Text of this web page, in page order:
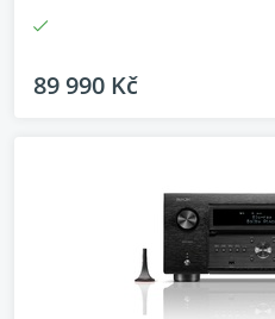
89 990 Kč